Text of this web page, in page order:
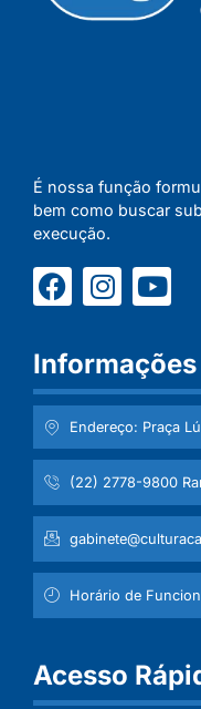
É nossa função
bem como buscar
execução.
Informações
Endereço: Praça
(22) 2778-9800
Horário de
Acesso